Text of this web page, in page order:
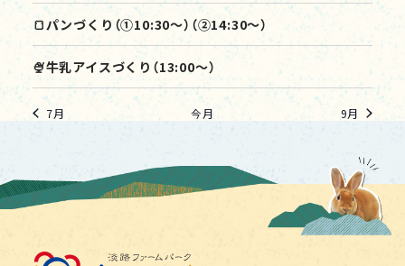
ン
を
表
示
🍞パンづくり（①10:30～）（②14:30～）
🍨牛乳アイスづくり（13:00～）
7月 今月 9月